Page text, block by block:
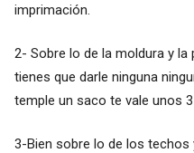
imprimación.
2- Sobre lo de la moldura y
tienes que darle ninguna
temple un saco te vale unos
3-Bien sobre lo de los